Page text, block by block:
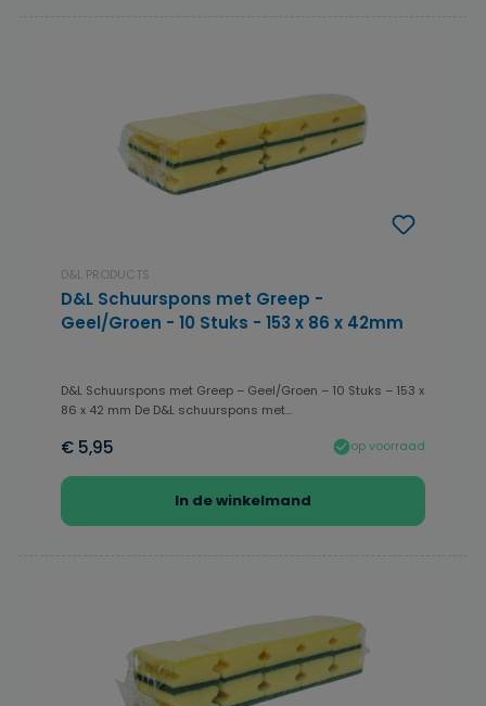
D&L PRODUCTS
D&L Schuurspons met Greep -
Geel/Groen - 10 Stuks - 153 x 86 x 42mm
D&L Schuurspons met Greep – Geel/Groen – 10 Stuks – 153 x
86 x 42 mm De D&L schuurspons met...
€ 5,95 op voorraad
In de winkelmand